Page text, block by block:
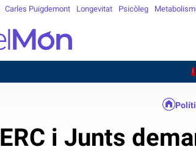
Carles Puigdemont Longevitat Psicòleg
BARCELONA
ERC i Junts